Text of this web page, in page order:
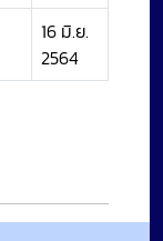
16 มิ.ย.
2564